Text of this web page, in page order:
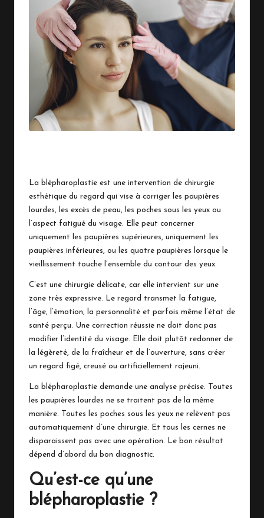
La blépharoplastie est une intervention de chirurgie
esthétique du regard qui vise à corriger les paupières
lourdes, les excès de peau, les poches sous les yeux ou
l’aspect fatigué du visage. Elle peut concerner
uniquement les paupières supérieures, uniquement les
paupières inférieures, ou les quatre paupières lorsque le
vieillissement touche l’ensemble du contour des yeux.
C’est une chirurgie délicate, car elle intervient sur une
zone très expressive. Le regard transmet la fatigue,
l’âge, l’émotion, la personnalité et parfois même l’état de
santé perçu. Une correction réussie ne doit donc pas
modifier l’identité du visage. Elle doit plutôt redonner de
la légèreté, de la fraîcheur et de l’ouverture, sans créer
un regard figé, creusé ou artificiellement rajeuni.
La blépharoplastie demande une analyse précise. Toutes
les paupières lourdes ne se traitent pas de la même
manière. Toutes les poches sous les yeux ne relèvent pas
automatiquement d’une chirurgie. Et tous les cernes ne
disparaissent pas avec une opération. Le bon résultat
dépend d’abord du bon diagnostic.
Qu’est-ce qu’une
blépharoplastie ?